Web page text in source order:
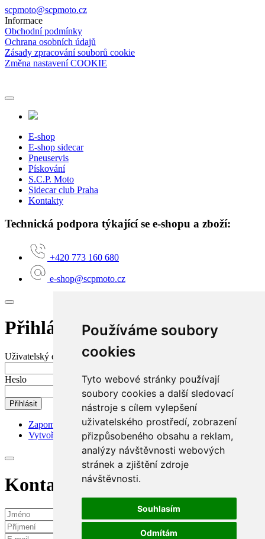
Používáme soubory
cookies
Tyto webové stránky používají
soubory cookies a další sledovací
nástroje s cílem vylepšení
uživatelského prostředí, zobrazení
přizpůsobeného obsahu a reklam,
analýzy návštěvnosti webových
stránek a zjištění zdroje
návštěvnosti.
Souhlasím
Odmítám
scpmoto@scpmoto.cz
Informace
Obchodní podmínky
Ochrana osobních údajů
Zásady zpracování souborů cookie
Změna nastavení COOKIE
E-shop
E-shop sidecar
Pneuservis
Pískování
S.C.P. Moto
Sidecar club Praha
Kontakty
Technická podpora týkající se e-shopu a zboží:
+420 773 160 680
e-shop@scpmoto.cz
Přihlášení do mého účtu
Uživatelský e-mail nebo jméno
Heslo
Přihlásit
Zapomenuté heslo?
Vytvořit nový účet
Kontaktní požadavek